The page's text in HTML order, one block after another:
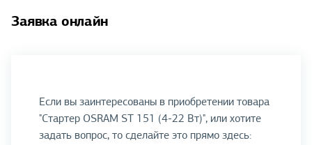
Заявка онлайн
Если вы заинтересованы в приобретении товара
"Стартер OSRAM ST 151 (4-22 Вт)", или хотите
задать вопрос, то сделайте это прямо здесь: